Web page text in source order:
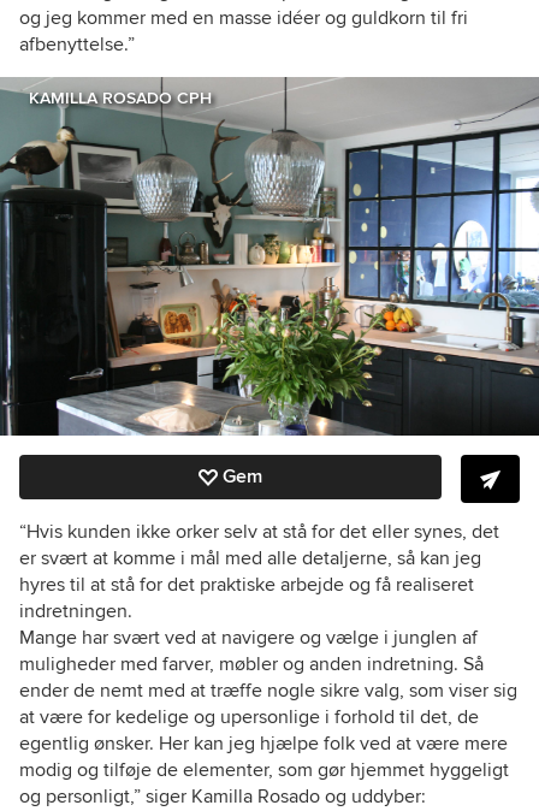
og jeg kommer med en masse idéer og guldkorn til fri
afbenyttelse.”
KAMILLA ROSADO CPH
Gem
“Hvis kunden ikke orker selv at stå for det eller synes, det
er svært at komme i mål med alle detaljerne, så kan jeg
hyres til at stå for det praktiske arbejde og få realiseret
indretningen.
Mange har svært ved at navigere og vælge i junglen af
muligheder med farver, møbler og anden indretning. Så
ender de nemt med at træffe nogle sikre valg, som viser sig
at være for kedelige og upersonlige i forhold til det, de
egentlig ønsker. Her kan jeg hjælpe folk ved at være mere
modig og tilføje de elementer, som gør hjemmet hyggeligt
og personligt,” siger Kamilla Rosado og uddyber: